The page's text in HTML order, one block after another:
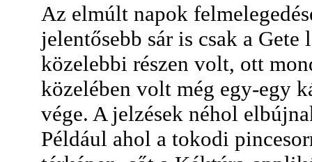
Az elmúlt napok
jelentősebb sár is csak a
közelebbi részen volt, ott
közelében volt még egy-egy
vége. A jelzések néhol
Például ahol a tokodi